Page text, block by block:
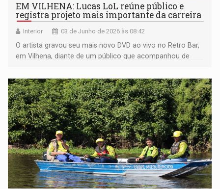
EM VILHENA: Lucas LoL reúne público e
registra projeto mais importante da carreira
Interior 03 de Junho de 2026 às 08:42
O artista gravou seu mais novo DVD ao vivo no Retro Bar,
em Vilhena, diante de um público que acompanhou de